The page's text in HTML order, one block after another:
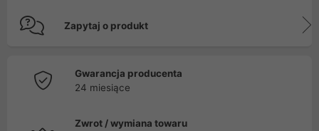
Zapytaj o produkt
Gwarancja producenta
24 miesiące
Zwrot / wymiana towaru